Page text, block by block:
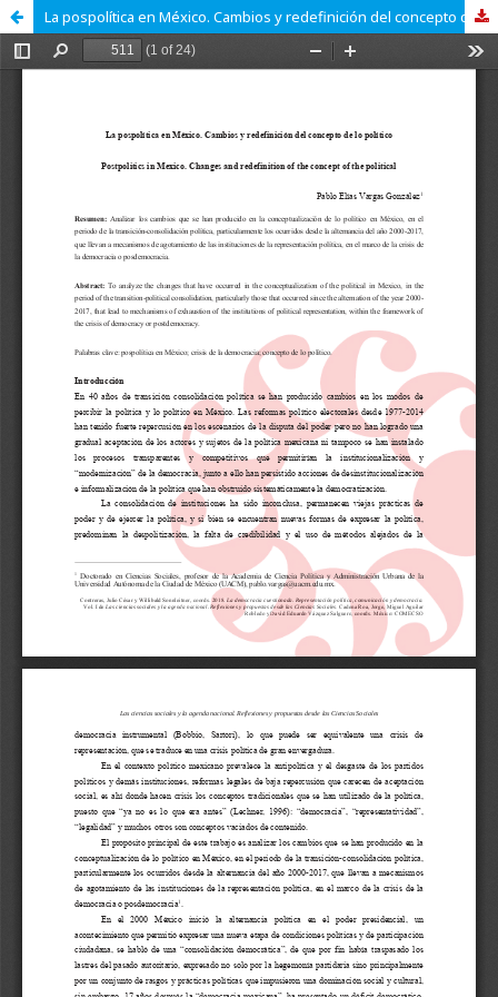
La pospolítica en México. Cambios y redefinición del concepto de lo político